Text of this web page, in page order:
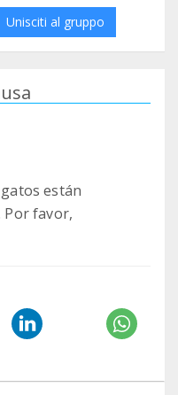
Unisciti al gruppo
están
Por favor,